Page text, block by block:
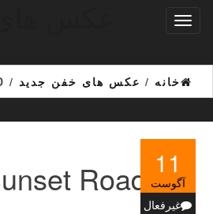
تغییر
خانه/ عکس های خفن جدید/ THE SUNSET ROAD
11
آگوست
غیرفعال
Road